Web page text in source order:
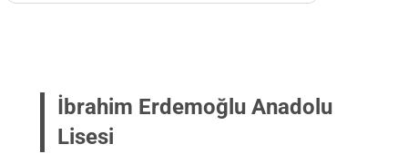
İbrahim Erdemoğlu Anadolu
Lisesi